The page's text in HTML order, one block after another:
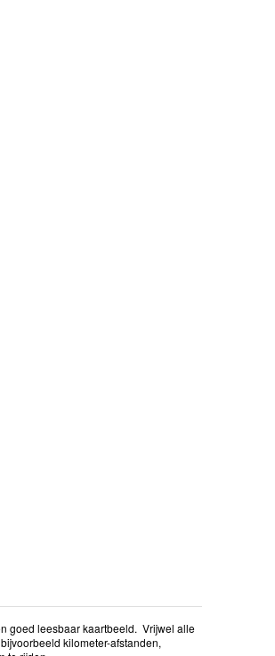
goed leesbaar kaartbeeld. Vrijwel alle
kilometer-afstanden,